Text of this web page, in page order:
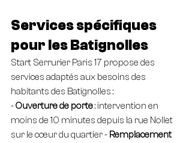
Services spécifiques
pour les Batignolles
Start Serrurier Paris 17 propose des
services adaptés aux besoins des
habitants des Batignolles :
- Ouverture de porte : intervention en
moins de 10 minutes depuis la rue Nollet
sur le cœur du quartier - Remplacement